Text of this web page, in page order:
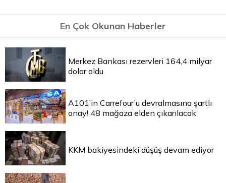
En Çok Okunan Haberler
Merkez Bankası rezervleri 164,4 milyar
dolar oldu
A101’in Carrefour’u devralmasına şartlı
onay! 48 mağaza elden çıkarılacak
KKM bakiyesindeki düşüş devam ediyor